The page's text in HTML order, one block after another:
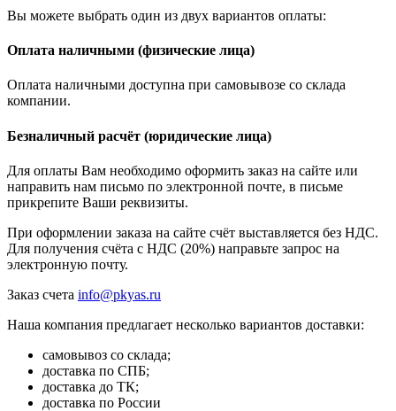
Вы можете выбрать один из двух вариантов оплаты:
Оплата наличными (физические лица)
Оплата наличными доступна при самовывозе со склада
компании.
Безналичный расчёт (юридические лица)
Для оплаты Вам необходимо оформить заказ на сайте или
направить нам письмо по электронной почте, в письме
прикрепите Ваши реквизиты.
При оформлении заказа на сайте счёт выставляется без НДС.
Для получения счёта с НДС (20%) направьте запрос на
электронную почту.
Заказ счета info@pkyas.ru
Наша компания предлагает несколько вариантов доставки:
самовывоз со склада;
доставка по СПБ;
доставка до ТК;
доставка по России